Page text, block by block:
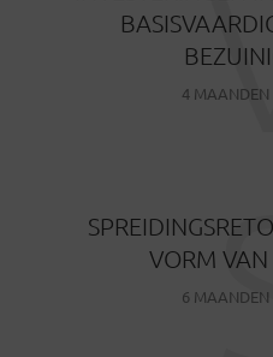
4 MAANDEN
VORM VAN
6 MAANDEN